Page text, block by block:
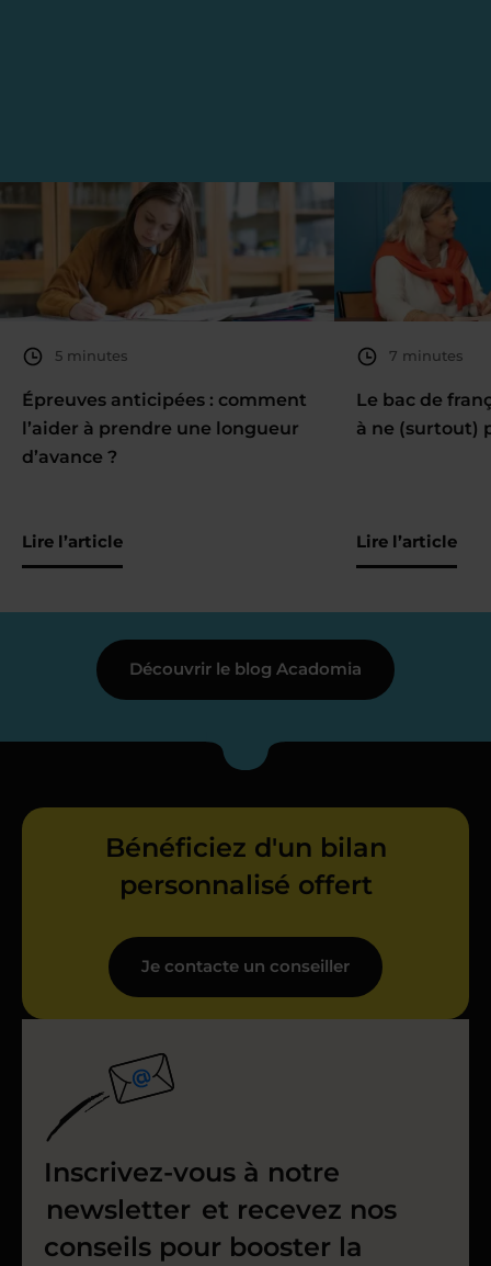
5 minutes
Épreuves anticipées : comment
l’aider à prendre une longueur
d’avance ?
Lire l’article
7 minutes
Le bac de
à ne (surtout)
Lire l’article
Découvrir le blog Acadomia
Bénéficiez d'un bilan
personnalisé offert
Je contacte un conseiller
Inscrivez-vous à notre
newsletter et recevez nos
conseils pour booster la